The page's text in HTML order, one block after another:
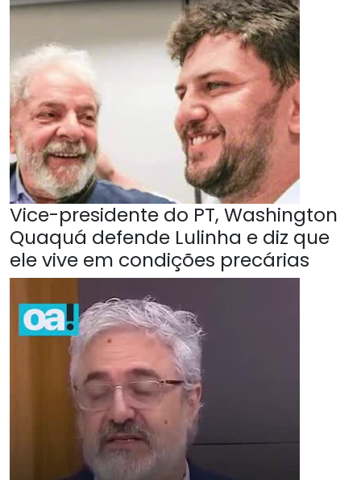
Vice-presidente do PT, Washington
Quaquá defende Lulinha e diz que
ele vive em condições precárias